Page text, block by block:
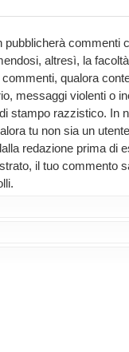
pubblicherà commenti
altresì, la
qualora
messaggi violenti o
stampo razzistico. In
tu non sia un
redazione prima di
il tuo commento